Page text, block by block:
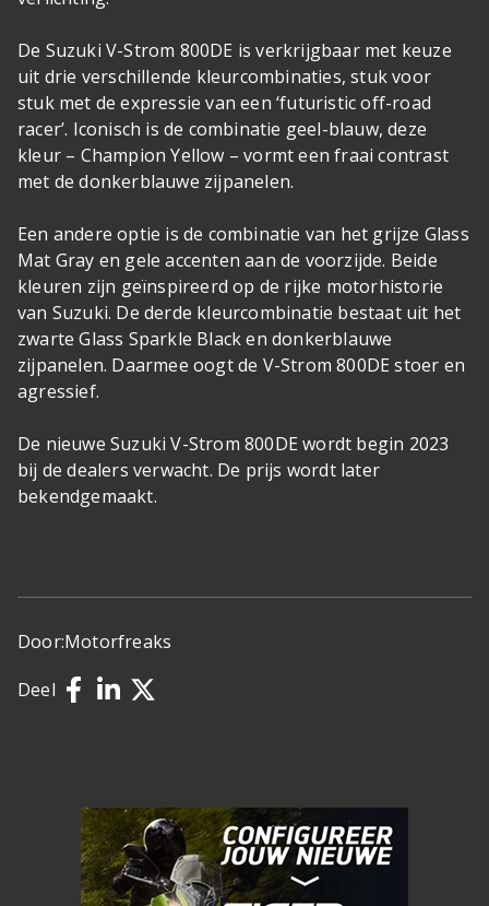
De Suzuki V-Strom 800DE is verkrijgbaar met keuze
uit drie verschillende kleurcombinaties, stuk voor
stuk met de expressie van een ‘futuristic off-road
racer’. Iconisch is de combinatie geel-blauw, deze
kleur – Champion Yellow – vormt een fraai contrast
met de donkerblauwe zijpanelen.
Een andere optie is de combinatie van het grijze Glass
Mat Gray en gele accenten aan de voorzijde. Beide
kleuren zijn geïnspireerd op de rijke motorhistorie
van Suzuki. De derde kleurcombinatie bestaat uit het
zwarte Glass Sparkle Black en donkerblauwe
zijpanelen. Daarmee oogt de V-Strom 800DE stoer en
agressief.
De nieuwe Suzuki V-Strom 800DE wordt begin 2023
bij de dealers verwacht. De prijs wordt later
bekendgemaakt.
Door:Motorfreaks
Deel